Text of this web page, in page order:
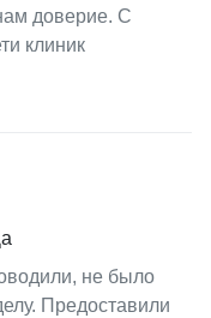
доверие. С
клиник
не было
Предоставили